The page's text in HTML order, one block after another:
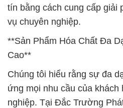
tín bằng cách cung cấp giải
vụ chuyên nghiệp.
**Sản Phẩm Hóa Chất Đa
Cao**
Chúng tôi hiểu rằng sự đa
ứng mọi nhu cầu của khách
nghiệp. Tại Đắc Trường